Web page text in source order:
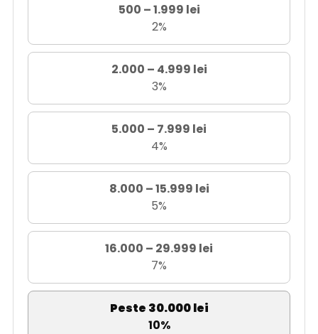
500 – 1.999 lei
2%
2.000 – 4.999 lei
3%
5.000 – 7.999 lei
4%
8.000 – 15.999 lei
5%
16.000 – 29.999 lei
7%
Peste 30.000 lei
10%